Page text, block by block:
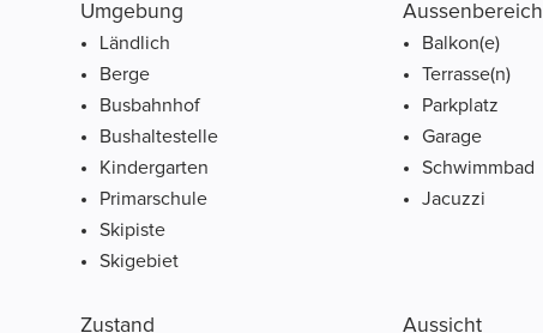
Umgebung
Ländlich
Berge
Busbahnhof
Bushaltestelle
Kindergarten
Primarschule
Skipiste
Skigebiet
Aussenbereich
Balkon(e)
Terrasse(n)
Parkplatz
Garage
Schwimmbad
Jacuzzi
Zustand Aussicht